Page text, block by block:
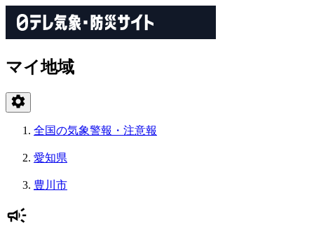
マイ地域
全国の気象警報・注意報
愛知県
豊川市